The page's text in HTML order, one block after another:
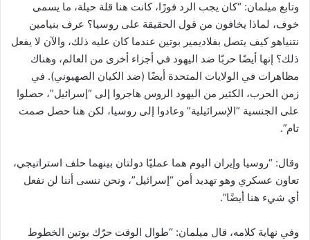
وتابع ميلمان: “كان يجب الرد فورًا، كانت هنا قلة حيلة، ما يسمى
خوف، لماذا يخافون من قول الحقيقة على روسيا؟ عرف بنيامين
نتنياهو كيف يتصل بفلاديمير بوتين عندما كان عليه ذلك، والآن لا يفعل
ذلك؟ إنها أيضًا حربًا ضد اليهود في أجزاء أخرى من العالم، وهناك
مظاهرات في الولايات المتحدة أيضًا (ضد الكيان الصهيوني). في
زمن الحرب، الكثير من اليهود الروس هاجروا إلى “إسرائيل”، حصلوا
على الجنسية “الإسرائيلية” وعادوا إلى روسيا، لكن هنا حصل صمت
تام”.
وقال: “روسيا وإيران اليوم هما عمليًا دولتان بينهما حلف استراتيجي،
تعاون عسكري وهو تهديد أمن “إسرائيل”، ونحن ننسى أننا لن نفعل
أي شيء هنا أيضًا”.
وفي نهاية كلامه، قال ميلمان: “طوال الوقت حرّك بوتين الخطوط